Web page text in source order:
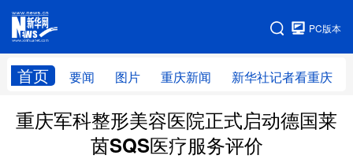
PC版本
首页 要闻 图片 重庆新闻 新华社记者看重庆
网站地图
重庆军科整形美容医院正式启动德国莱
茵SQS医疗服务评价